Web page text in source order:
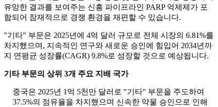
유망한 결과를 보여주는 신흥 파이프라인 PARP 억제제가 포
함되어 잠재적으로 경쟁 환경을 재편할 수 있습니다.
"기타" 부문은 2025년에 4억 달러 규모로 전체 시장의 6.81%를
차지했으며, 지속적인 연구와 새로운 승인에 힘입어 2034년까
지 연평균 성장률(CAGR) 9.8%로 성장할 것으로 예상됩니다.
기타 부문의 상위 3개 주요 지배 국가
중국은 2025년 1억 5천만 달러로 "기타" 부문을 주도하여
37.5%의 점유율을 차지했으며 신속한 약물 승인으로 인해